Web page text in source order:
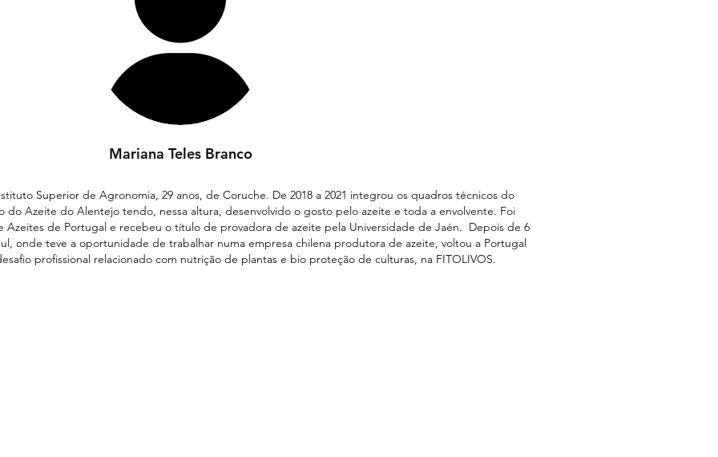
Mariana Teles Branco
Superior de Agronomia, 29 anos, de Coruche. De 2018 a 2021 integrou os quadros técnicos do
do Azeite do Alentejo tendo, nessa altura, desenvolvido o gosto pelo azeite e toda a envolvente. Foi
Azeites de Portugal e recebeu o título de provadora de azeite pela Universidade de Jaén. Depois de 6
onde teve a oportunidade de trabalhar numa empresa chilena produtora de azeite, voltou a Portugal
profissional relacionado com nutrição de plantas e bio proteção de culturas, na FITOLIVOS.